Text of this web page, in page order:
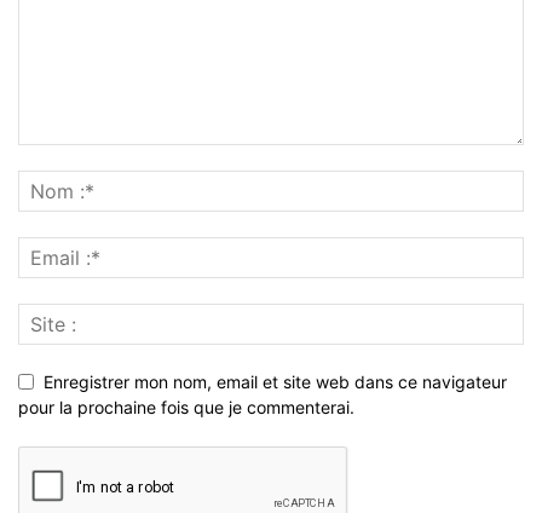
Enregistrer mon nom, email et site web dans ce navigateur
pour la prochaine fois que je commenterai.